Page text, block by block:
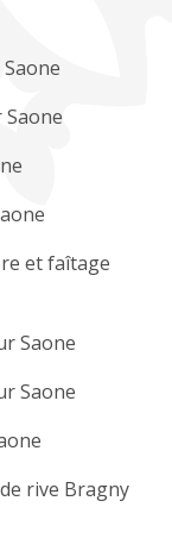
et faîtage
Saone
Saone
rive Bragny